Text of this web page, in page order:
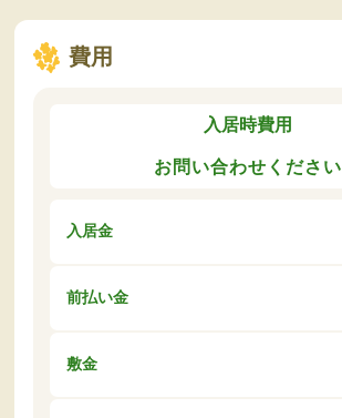
費用
入居時費用
お問い合わせください
入居金
前払い金
敷金